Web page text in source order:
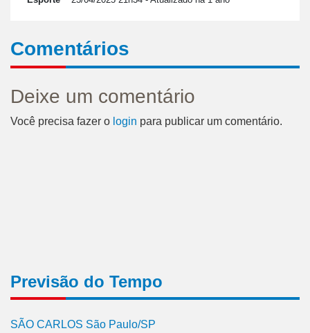
Comentários
Deixe um comentário
Você precisa fazer o login para publicar um comentário.
Previsão do Tempo
SÃO CARLOS São Paulo/SP